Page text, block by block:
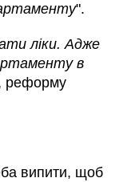
".
ліки. Адже
в
реформу
випити, щоб